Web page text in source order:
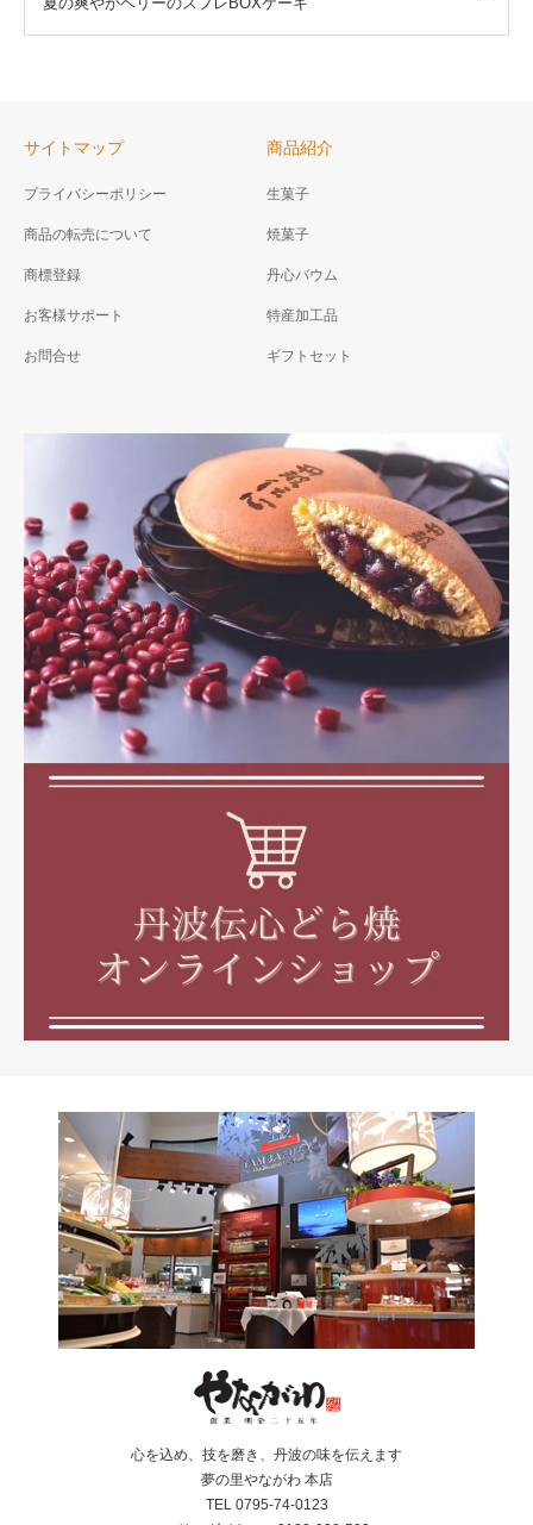
サイトマップ
プライバシーポリシー
商品の転売について
商標登録
お客様サポート
お問合せ
商品紹介
生菓子
焼菓子
丹心バウム
特産加工品
ギフトセット
心を込め、技を磨き、丹波の味を伝えます
夢の里やながわ 本店
TEL 0795-74-0123